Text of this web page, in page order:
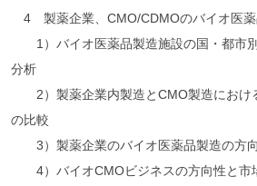
4 製薬企業、CMO/CDMOのバイオ医薬
1）バイオ医薬品製造施設の国・都市別
分析
2）製薬企業内製造とCMO製造におけ
の比較
3）製薬企業のバイオ医薬品製造の方
4）バイオCMOビジネスの方向性と市